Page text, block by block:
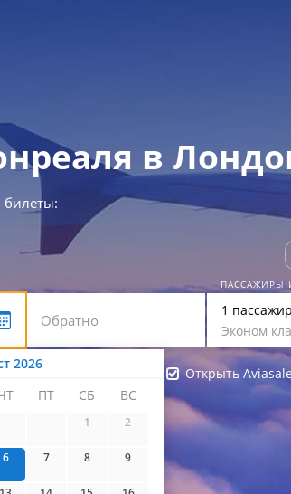
в
билеты:
2026
ПТ СБ ВС
1 2
6 7 8 9
ПАССАЖИРЫ
1 пассажир
Эконом
Открыть